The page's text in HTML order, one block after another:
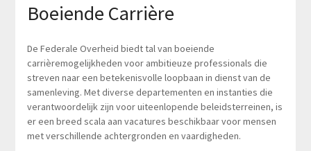
Boeiende Carrière
De Federale Overheid biedt tal van boeiende
carrièremogelijkheden voor ambitieuze professionals die
streven naar een betekenisvolle loopbaan in dienst van de
samenleving. Met diverse departementen en instanties die
verantwoordelijk zijn voor uiteenlopende beleidsterreinen, is
er een breed scala aan vacatures beschikbaar voor mensen
met verschillende achtergronden en vaardigheden.